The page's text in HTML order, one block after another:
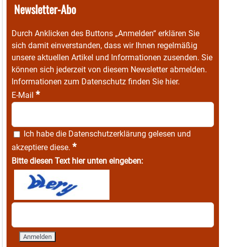
Newsletter-Abo
Durch Anklicken des Buttons „Anmelden“ erklären Sie
sich damit einverstanden, dass wir Ihnen regelmäßig
unsere aktuellen Artikel und Informationen zusenden. Sie
können sich jederzeit von diesem Newsletter abmelden.
Informationen zum Datenschutz finden Sie hier.
E-Mail *
Ich habe die Datenschutzerklärung gelesen und
akzeptiere diese. *
Bitte diesen Text hier unten eingeben: